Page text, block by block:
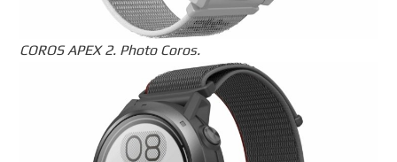
COROS APEX 2. Photo Coros.